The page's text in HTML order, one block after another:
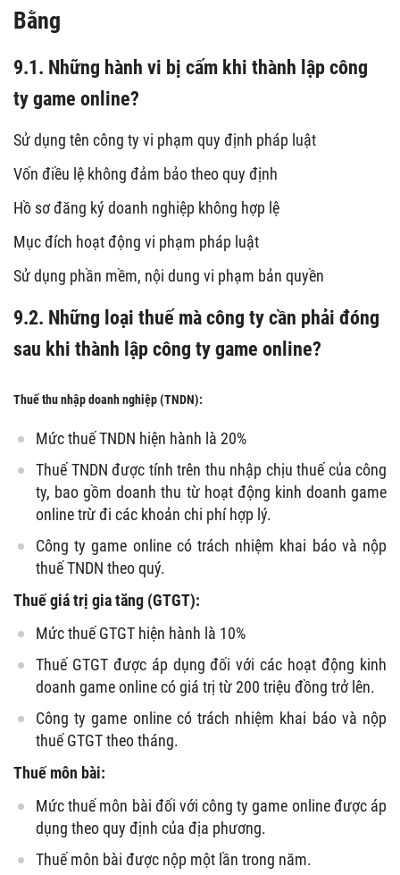
Bằng
9.1. Những hành vi bị cấm khi thành lập công
ty game online?
Sử dụng tên công ty vi phạm quy định pháp luật
Vốn điều lệ không đảm bảo theo quy định
Hồ sơ đăng ký doanh nghiệp không hợp lệ
Mục đích hoạt động vi phạm pháp luật
Sử dụng phần mềm, nội dung vi phạm bản quyền
9.2. Những loại thuế mà công ty cần phải đóng
sau khi thành lập công ty game online?
Thuế thu nhập doanh nghiệp (TNDN):
Mức thuế TNDN hiện hành là 20%
Thuế TNDN được tính trên thu nhập chịu thuế của công
ty, bao gồm doanh thu từ hoạt động kinh doanh game
online trừ đi các khoản chi phí hợp lý.
Công ty game online có trách nhiệm khai báo và nộp
thuế TNDN theo quý.
Thuế giá trị gia tăng (GTGT):
Mức thuế GTGT hiện hành là 10%
Thuế GTGT được áp dụng đối với các hoạt động kinh
doanh game online có giá trị từ 200 triệu đồng trở lên.
Công ty game online có trách nhiệm khai báo và nộp
thuế GTGT theo tháng.
Thuế môn bài:
Mức thuế môn bài đối với công ty game online được áp
dụng theo quy định của địa phương.
Thuế môn bài được nộp một lần trong năm.